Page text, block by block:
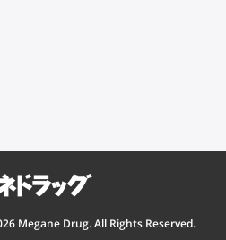
Megane Drug. All Rights Reserved.